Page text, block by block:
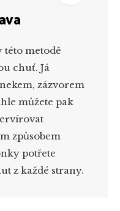
této metodě
chuť. Já
zázvorem
můžete pak
způsobem
potřete
z každé strany.